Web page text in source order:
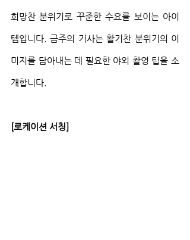
희망찬 분위기로 꾸준한 수요를 보이는 아이
템입니다. 금주의 기사는 활기찬 분위기의 이
미지를 담아내는 데 필요한 야외 촬영 팁을 소
개합니다.
[로케이션 서칭]